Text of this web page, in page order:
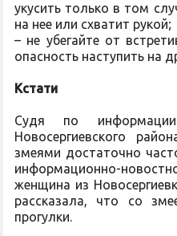
укусить только в том
на нее или схватит рукой;
– не убегайте от
опасность наступить на
Кстати
Судя по
Новосергиевского
змеями достаточно
информационно-
женщина из
рассказала, что со
прогулки.